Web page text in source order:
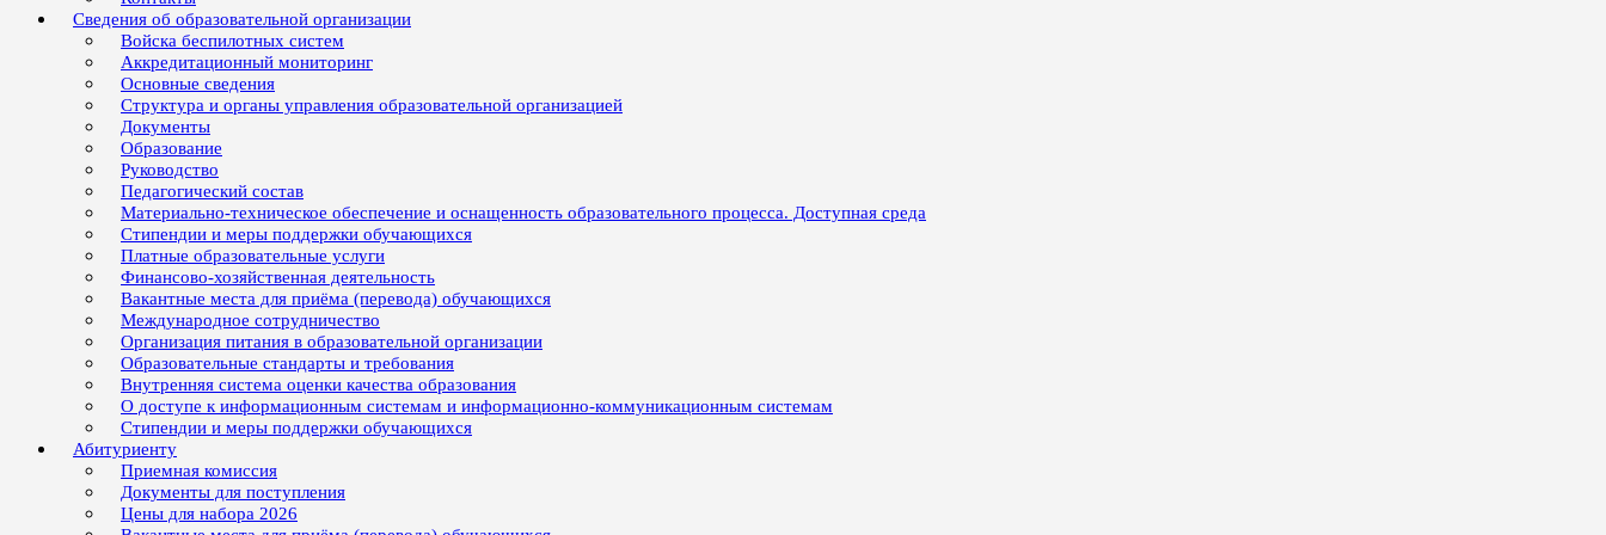
Сведения об образовательной организации
Войска беспилотных систем
Аккредитационный мониторинг
Основные сведения
Структура и органы управления образовательной организацией
Документы
Образование
Руководство
Педагогический состав
Материально-техническое обеспечение и оснащенность образовательного процесса. Доступная среда
Стипендии и меры поддержки обучающихся
Платные образовательные услуги
Финансово-хозяйственная деятельность
Вакантные места для приёма (перевода) обучающихся
Международное сотрудничество
Организация питания в образовательной организации
Образовательные стандарты и требования
Внутренняя система оценки качества образования
О доступе к информационным системам и информационно-коммуникационным системам
Стипендии и меры поддержки обучающихся
Абитуриенту
Приемная комиссия
Документы для поступления
Цены для набора 2026